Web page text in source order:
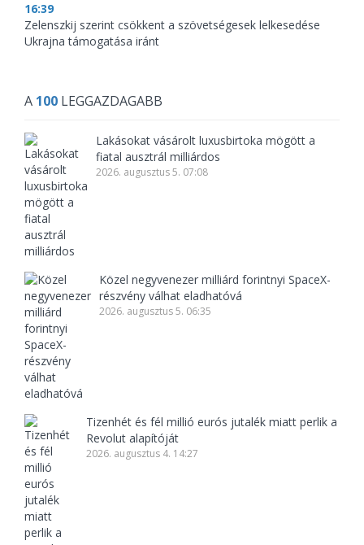
16:39
Zelenszkij szerint csökkent a szövetségesek lelkesedése
Ukrajna támogatása iránt
A 100 LEGGAZDAGABB
Lakásokat vásárolt luxusbirtoka mögött a
fiatal ausztrál milliárdos
2026. augusztus 5. 07:08
Közel negyvenezer milliárd forintnyi SpaceX-
részvény válhat eladhatóvá
2026. augusztus 5. 06:35
Tizenhét és fél millió eurós jutalék miatt perlik a
Revolut alapítóját
2026. augusztus 4. 14:27